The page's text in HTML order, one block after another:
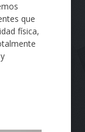
que
física,